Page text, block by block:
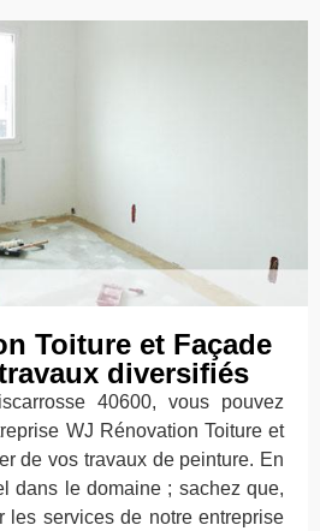
Toiture et Façade
diversifiés
40600, vous pouvez
WJ Rénovation Toiture et
de vos travaux de peinture. En
dans le domaine ; sachez que,
les services de notre entreprise